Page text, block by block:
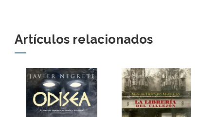
Artículos relacionados